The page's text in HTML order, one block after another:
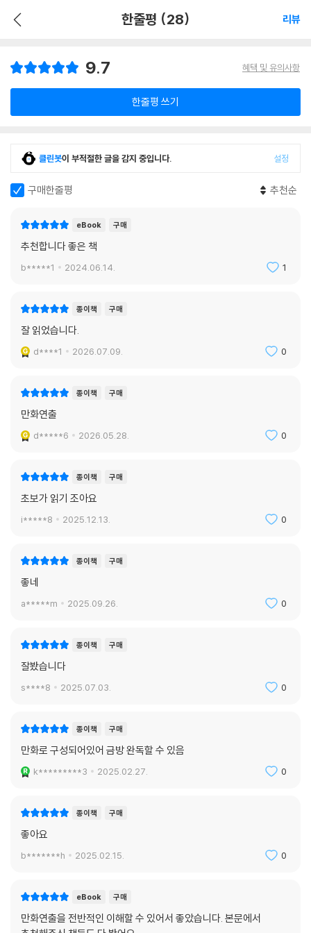
한줄평 (28) 리뷰
9.7 혜택 및 유의사항
한줄평 쓰기
클린봇이 부적절한 글을 감지 중입니다. 설정
구매한줄평 추천순
eBook 구매
추천합니다 좋은 책
b*****1 2024.06.14. 1
종이책 구매
잘 읽었습니다.
d****1 2026.07.09. 0
종이책 구매
만화연출
d*****6 2026.05.28. 0
종이책 구매
초보가 읽기 조아요
i*****8 2025.12.13. 0
종이책 구매
좋네
a*****m 2025.09.26. 0
종이책 구매
잘봤습니다
s****8 2025.07.03. 0
종이책 구매
만화로 구성되어있어 금방 완독할 수 있음
k*********3 2025.02.27. 0
종이책 구매
좋아요
b*******h 2025.02.15. 0
eBook 구매
만화연출을 전반적인 이해할 수 있어서 좋았습니다. 본문에서